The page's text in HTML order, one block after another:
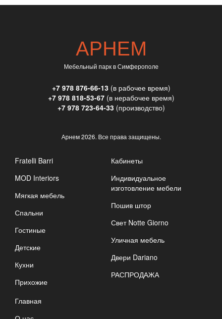
АРНЕМ
Мебельный парк в Симферополе
+7 978 876-66-13(в рабочее время)
+7 978 818-53-67(в нерабочее время)
+7 978 723-64-33(производство)
Арнем2026. Все права защищены.
Fratelli Barri
MOD Interiors
Мягкая мебель
Спальни
Гостиные
Детские
Кухни
Прихожие
Кабинеты
Индивидуальное
изготовление мебели
Пошив штор
Свет Notte Giorno
Уличная мебель
Двери Dariano
РАСПРОДАЖА
Главная